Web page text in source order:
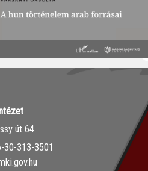
út 64.
313-3501